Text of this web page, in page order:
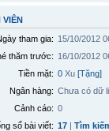
VIÊN
tham gia: 15/10/2012
thăm trước: 16/10/2012
Tiền mặt: 0Xu [Tặng]
Ngân hàng: Chưa có dữ
Cảnh cáo: 0
số bài viết: 17| Tìm